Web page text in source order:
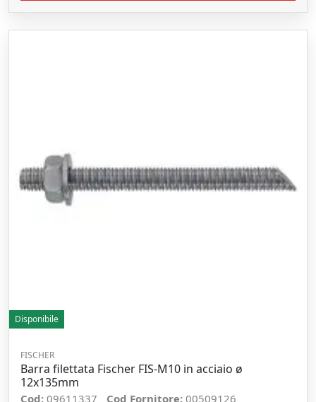
Disponibile
FISCHER
Barra filettata Fischer FIS-M10 in acciaio ø
12x135mm
Cod: 09611337 Cod Fornitore: 00509126